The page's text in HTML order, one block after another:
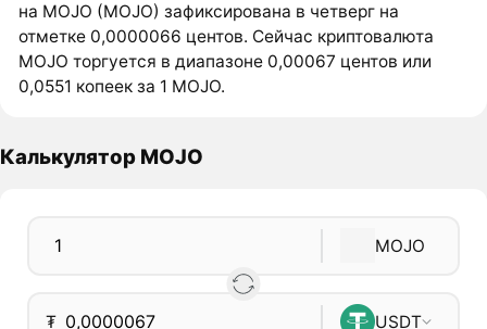
на MOJO (MOJO) зафиксирована в четверг на
отметке 0,0000066 центов. Сейчас криптовалюта
MOJO торгуется в диапазоне 0,00067 центов или
0,0551 копеек за 1 MOJO.
Калькулятор MOJO
MOJO
₮ USDT